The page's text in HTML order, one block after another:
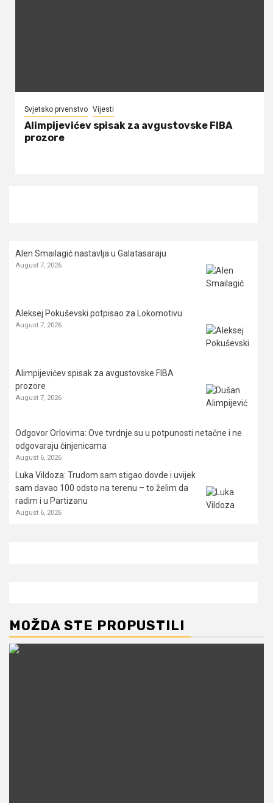
Svjetsko prvenstvo Vijesti
Alimpijevićev spisak za avgustovske FIBA
prozore
Alen Smailagić nastavlja u Galatasaraju
August 7, 2026
Aleksej Pokuševski potpisao za Lokomotivu
August 7, 2026
Alimpijevićev spisak za avgustovske FIBA
prozore
August 7, 2026
Odgovor Orlovima: ​Ove tvrdnje su u potpunosti netačne i ne
odgovaraju činjenicama
August 6, 2026
Luka Vildoza: Trudom sam stigao dovde i uvijek
sam davao 100 odsto na terenu – to želim da
radim i u Partizanu
August 6, 2026
MOŽDA STE PROPUSTILI